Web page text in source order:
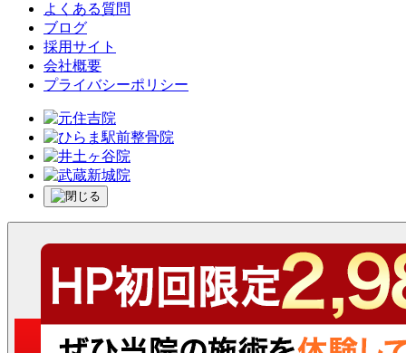
よくある質問
ブログ
採用サイト
会社概要
プライバシーポリシー